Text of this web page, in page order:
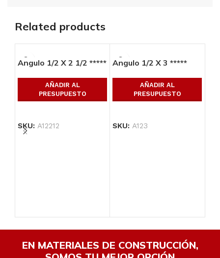
Related products
Angulo 1/2 X 2 1/2 *****
AÑADIR AL
PRESUPUESTO
SKU: A12212
Angulo 1/2 X 3 *****
AÑADIR AL
PRESUPUESTO
SKU: A123
EN MATERIALES DE CONSTRUCCIÓN,